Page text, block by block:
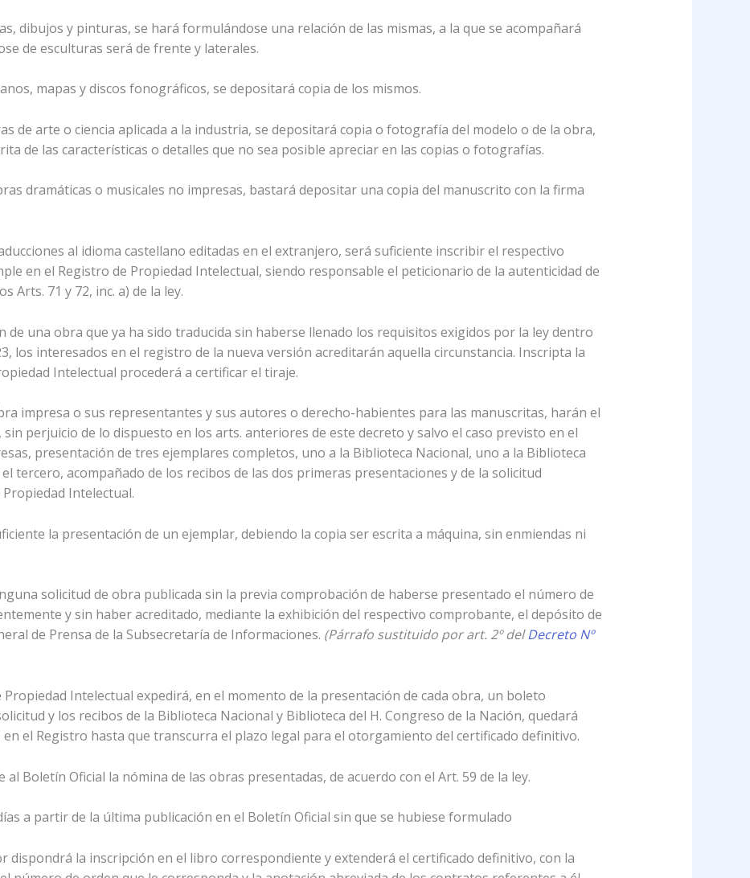
dibujos y pinturas, se hará formulándose una relación de las mismas, a la que se acompañará
de esculturas será de frente y laterales.
mapas y discos fonográficos, se depositará copia de los mismos.
de arte o ciencia aplicada a la industria, se depositará copia o fotografía del modelo o de la obra,
de las características o detalles que no sea posible apreciar en las copias o fotografías.
dramáticas o musicales no impresas, bastará depositar una copia del manuscrito con la firma
al idioma castellano editadas en el extranjero, será suficiente inscribir el respectivo
en el Registro de Propiedad Intelectual, siendo responsable el peticionario de la autenticidad de
Arts. 71 y 72, inc. a) de la ley.
de una obra que ya ha sido traducida sin haberse llenado los requisitos exigidos por la ley dentro
los interesados en el registro de la nueva versión acreditarán aquella circunstancia. Inscripta la
Intelectual procederá a certificar el tiraje.
impresa o sus representantes y sus autores o derecho-habientes para las manuscritas, harán el
perjuicio de lo dispuesto en los arts. anteriores de este decreto y salvo el caso previsto en el
presentación de tres ejemplares completos, uno a la Biblioteca Nacional, uno a la Biblioteca
tercero, acompañado de los recibos de las dos primeras presentaciones y de la solicitud
Intelectual.
la presentación de un ejemplar, debiendo la copia ser escrita a máquina, sin enmiendas ni
solicitud de obra publicada sin la previa comprobación de haberse presentado el número de
y sin haber acreditado, mediante la exhibición del respectivo comprobante, el depósito de
de Prensa de la Subsecretaría de Informaciones. (Párrafo sustituido por art. 2º delDecreto Nº
Propiedad Intelectual expedirá, en el momento de la presentación de cada obra, un boleto
y los recibos de la Biblioteca Nacional y Biblioteca del H. Congreso de la Nación, quedará
el Registro hasta que transcurra el plazo legal para el otorgamiento del certificado definitivo.
Boletín Oficial la nómina de las obras presentadas, de acuerdo con el Art. 59 de la ley.
a partir de la última publicación en el Boletín Oficial sin que se hubiese formulado
dispondrá la inscripción en el libro correspondiente y extenderá el certificado definitivo, con la